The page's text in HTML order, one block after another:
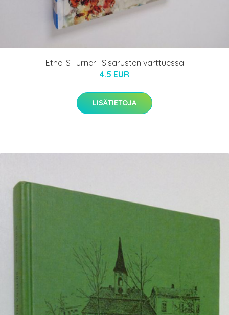
Ethel S Turner : Sisarusten varttuessa
4.5 EUR
LISÄTIETOJA